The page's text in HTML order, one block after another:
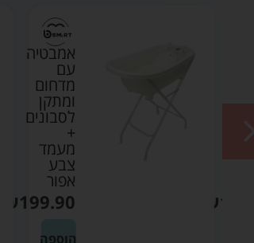
₪
אמבטיה
עם
מדחום
ומתקן
לסבונים
+
מעמד
צבע
אפור
₪199.90
הוספה